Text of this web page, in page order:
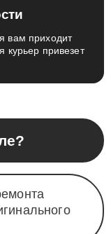
вам приходит
курьер привезет